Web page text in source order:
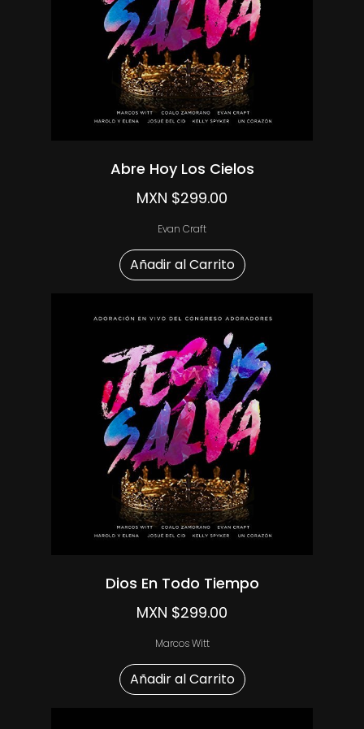
Abre Hoy Los Cielos
MXN $299.00
Evan Craft
Añadir al Carrito
Dios En Todo Tiempo
MXN $299.00
Marcos Witt
Añadir al Carrito